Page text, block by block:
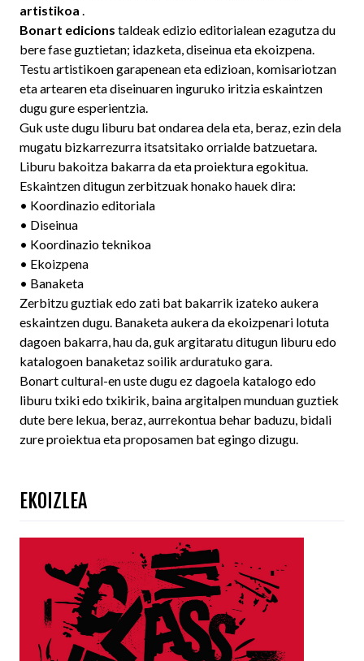
artistikoa .
Bonart edicions taldeak edizio editorialean ezagutza du
bere fase guztietan; idazketa, diseinua eta ekoizpena.
Testu artistikoen garapenean eta edizioan, komisariotzan
eta artearen eta diseinuaren inguruko iritzia eskaintzen
dugu gure esperientzia.
Guk uste dugu liburu bat ondarea dela eta, beraz, ezin dela
mugatu bizkarrezurra itsatsitako orrialde batzuetara.
Liburu bakoitza bakarra da eta proiektura egokitua.
Eskaintzen ditugun zerbitzuak honako hauek dira:
• Koordinazio editoriala
• Diseinua
• Koordinazio teknikoa
• Ekoizpena
• Banaketa
Zerbitzu guztiak edo zati bat bakarrik izateko aukera
eskaintzen dugu. Banaketa aukera da ekoizpenari lotuta
dagoen bakarra, hau da, guk argitaratu ditugun liburu edo
katalogoen banaketaz soilik arduratuko gara.
Bonart cultural-en uste dugu ez dagoela katalogo edo
liburu txiki edo txikirik, baina argitalpen munduan guztiek
dute bere lekua, beraz, aurrekontua behar baduzu, bidali
zure proiektua eta proposamen bat egingo dizugu.
EKOIZLEA